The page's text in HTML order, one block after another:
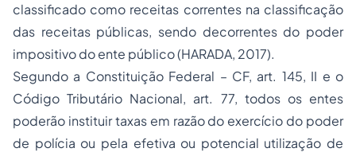
classificado como receitas correntes na classificação
das receitas públicas, sendo decorrentes do poder
impositivo do ente público (HARADA, 2017).
Segundo a Constituição Federal – CF, art. 145, II e o
Código Tributário Nacional, art. 77, todos os entes
poderão instituir taxas em razão do exercício do poder
de polícia ou pela efetiva ou potencial utilização de